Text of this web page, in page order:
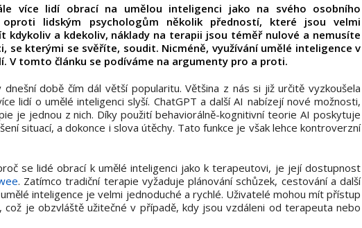
více lidí obrací na umělou inteligenci jako na svého osobního
lidským psychologům několik předností, které jsou velmi
kdykoliv a kdekoliv, náklady na terapii jsou téměř nulové a nemusíte
se kterými se svěříte, soudit. Nicméně, využívání umělé inteligence v
V tomto článku se podíváme na argumenty pro a proti.
dnešní době čím dál větší popularitu. Většina z nás si již určitě vyzkoušela
lidí o umělé inteligenci slyší. ChatGPT a další AI nabízejí nové možnosti,
je jednou z nich. Díky použití behaviorálně-kognitivní teorie AI poskytuje
situací, a dokonce i slova útěchy. Tato funkce je však lehce kontroverzní
se lidé obrací k umělé inteligenci jako k terapeutovi, je její dostupnost
. Zatímco tradiční terapie vyžaduje plánování schůzek, cestování a další
inteligence je velmi jednoduché a rychlé. Uživatelé mohou mít přístup
což je obzvláště užitečné v případě, kdy jsou vzdáleni od terapeuta nebo